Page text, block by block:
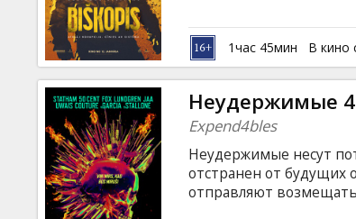
русском языках.
1час 45мин В кино
Неудержимые 4
Expend4bles
Неудержимые несут
отстранен от будущих
отправляют